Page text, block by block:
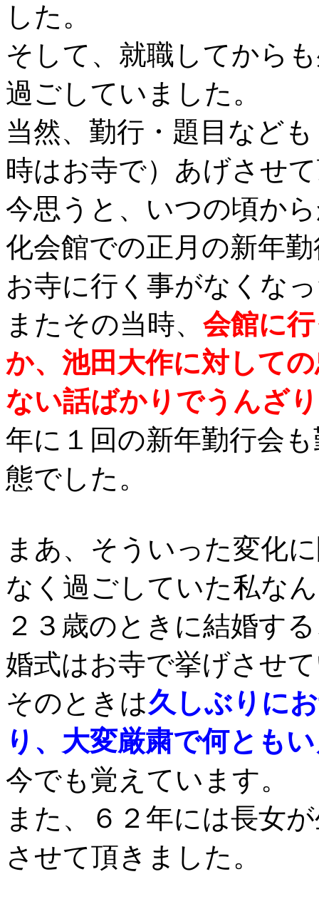
した。
そして、就職してから
過ごしていました。
当然、勤行・題目など
時はお寺で）あげさせ
今思うと、いつの頃か
化会館での正月の新年
お寺に行く事がなくな
またその当時、 会館に
か、池田大作に対して
ない話ばかりでうんざり
年に１回の新年勤行会
態でした。
まあ、そういった変化
なく過ごしていた私な
２３歳のときに結婚す
婚式はお寺で挙げさせ
そのときは久しぶりに
り、大変厳粛で何とも
今でも覚えています。
また、６２年には長女
させて頂きました。